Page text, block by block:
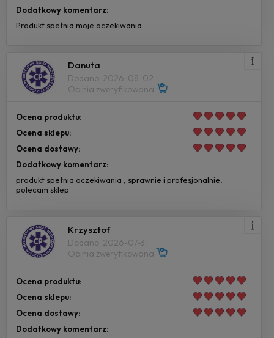
Dodatkowy komentarz:
Produkt spełnia moje oczekiwania
Danuta
Dodano: 2026-08-02
Opinia zweryfikowana
Ocena produktu:
Ocena sklepu:
Ocena dostawy:
Dodatkowy komentarz:
produkt spełnia oczekiwania , sprawnie i profesjonalnie,
polecam sklep
Krzysztof
Dodano: 2026-07-31
Opinia zweryfikowana
Ocena produktu:
Ocena sklepu:
Ocena dostawy:
Dodatkowy komentarz: